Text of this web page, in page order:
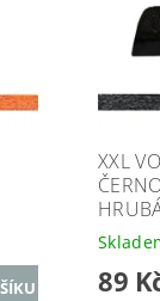
XXL
89